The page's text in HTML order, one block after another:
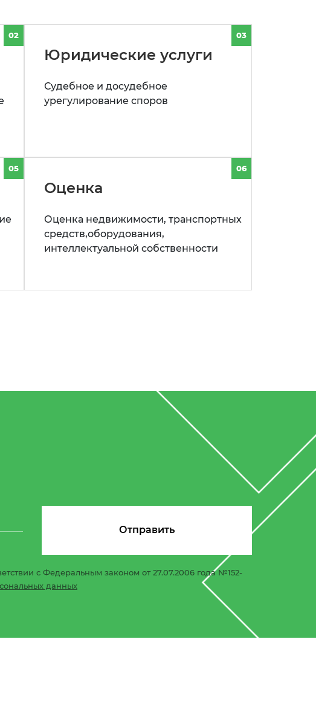
02 03
Юридические услуги
Судебное и досудебное
урегулирование споров
05 06
Оценка
Оценка недвижимости, транспортных
средств,оборудования,
интеллектуальной собственности
с Федеральным законом от 27.07.2006 года №152-
данных